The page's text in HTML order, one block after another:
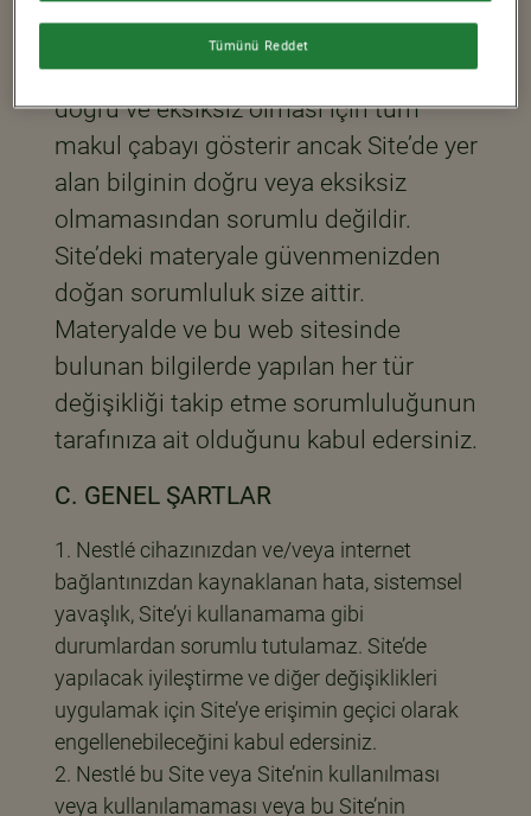
EKSİKSİZLİĞİ VE GÜNCELLİĞİ
Nestlé, Site’de yer alan tüm bilgilerin
doğru ve eksiksiz olması için tüm
makul çabayı gösterir ancak Site’de yer
alan bilginin doğru veya eksiksiz
olmamasından sorumlu değildir.
Site’deki materyale güvenmenizden
doğan sorumluluk size aittir.
Materyalde ve bu web sitesinde
bulunan bilgilerde yapılan her tür
değişikliği takip etme sorumluluğunun
tarafınıza ait olduğunu kabul edersiniz.
C. GENEL ŞARTLAR
Nestlé cihazınızdan ve/veya internet
bağlantınızdan kaynaklanan hata, sistemsel
yavaşlık, Site’yi kullanamama gibi
durumlardan sorumlu tutulamaz. Site’de
yapılacak iyileştirme ve diğer değişiklikleri
uygulamak için Site’ye erişimin geçici olarak
engellenebileceğini kabul edersiniz.
Nestlé bu Site veya Site’nin kullanılması
veya kullanılamaması veya bu Site’nin
Tümünü Reddet